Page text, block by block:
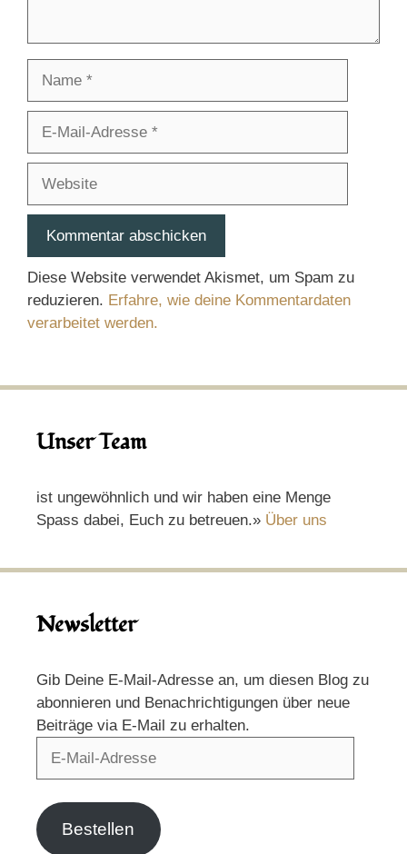
Adresse
Diese Website verwendet Akismet, um Spam zu
reduzieren. Erfahre, wie deine Kommentardaten
verarbeitet werden.
Unser Team
ist ungewöhnlich und wir haben eine Menge
Spass dabei, Euch zu betreuen.» Über uns
Newsletter
Gib Deine E-Mail-Adresse an, um diesen Blog zu
abonnieren und Benachrichtigungen über neue
Beiträge via E-Mail zu erhalten.
Bestellen